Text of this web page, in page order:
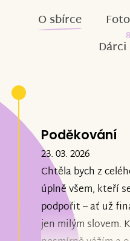
O sbírce
Dárci
Poděkování
23. 03. 2026
Chtěla bych z
úplně všem, kteří
podpořit – ať už
jen milým slovem.